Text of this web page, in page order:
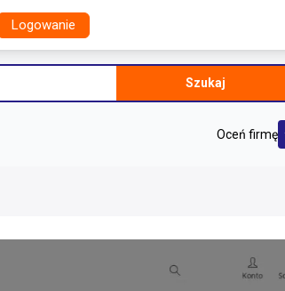
Logowanie
Szukaj
Oceń firmę